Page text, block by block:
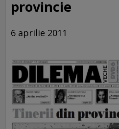
provincie
6 aprilie 2011